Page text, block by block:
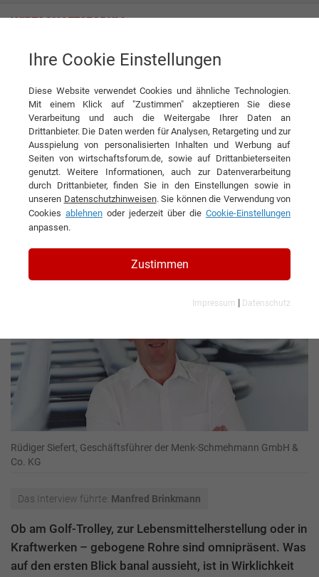
Menk-Schmehmann GmbH & Co. KG Alles rund ums Rohr
Interview Menk-Schmehmann GmbH & Co. KG
DIESEN ARTIKEL EMPFEHLEN
Alles rund ums Rohr
Interview mit Rüdiger Siefert,
Geschäftsführer der Menk-Schmehmann
GmbH & Co. KG
Rüdiger Siefert, Geschäftsführer der Menk-Schmehmann GmbH &
Co. KG
Das Interview führte: Manfred Brinkmann
Ob am Golf-Trolley, zur Lebensmittelherstellung oder in
Kraftwerken – gebogene Rohre sind omnipräsent. Was
auf den ersten Blick banal aussieht, ist in Wirklichkeit
Ihre Cookie Einstellungen
Diese Website verwendet Cookies und ähnliche Technologien.
Mit einem Klick auf "Zustimmen" akzeptieren Sie diese
Verarbeitung und auch die Weitergabe Ihrer Daten an
Drittanbieter. Die Daten werden für Analysen, Retargeting und zur
Ausspielung von personalisierten Inhalten und Werbung auf
Seiten von wirtschaftsforum.de, sowie auf Drittanbieterseiten
genutzt. Weitere Informationen, auch zur Datenverarbeitung
durch Drittanbieter, finden Sie in den Einstellungen sowie in
unseren Datenschutzhinweisen. Sie können die Verwendung von
Cookies ablehnen oder jederzeit über die Cookie-Einstellungen
anpassen.
Zustimmen
Impressum | Datenschutz